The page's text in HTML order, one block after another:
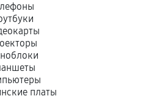
платы